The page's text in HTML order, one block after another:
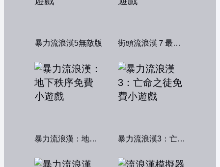
暴力流浪漢5無敵版 街頭流浪漢７最終章
暴力流浪漢：地下秩序 暴力流浪漢3：亡命之徒